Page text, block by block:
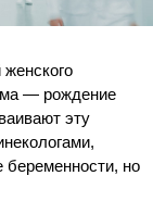
женского
— рождение
эту
беременности, но